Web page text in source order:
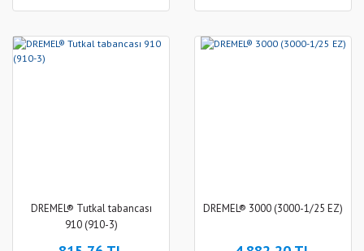
DREMEL® Tutkal tabancası
910 (910-3)
DREMEL® 3000 (3000-1/25 EZ)